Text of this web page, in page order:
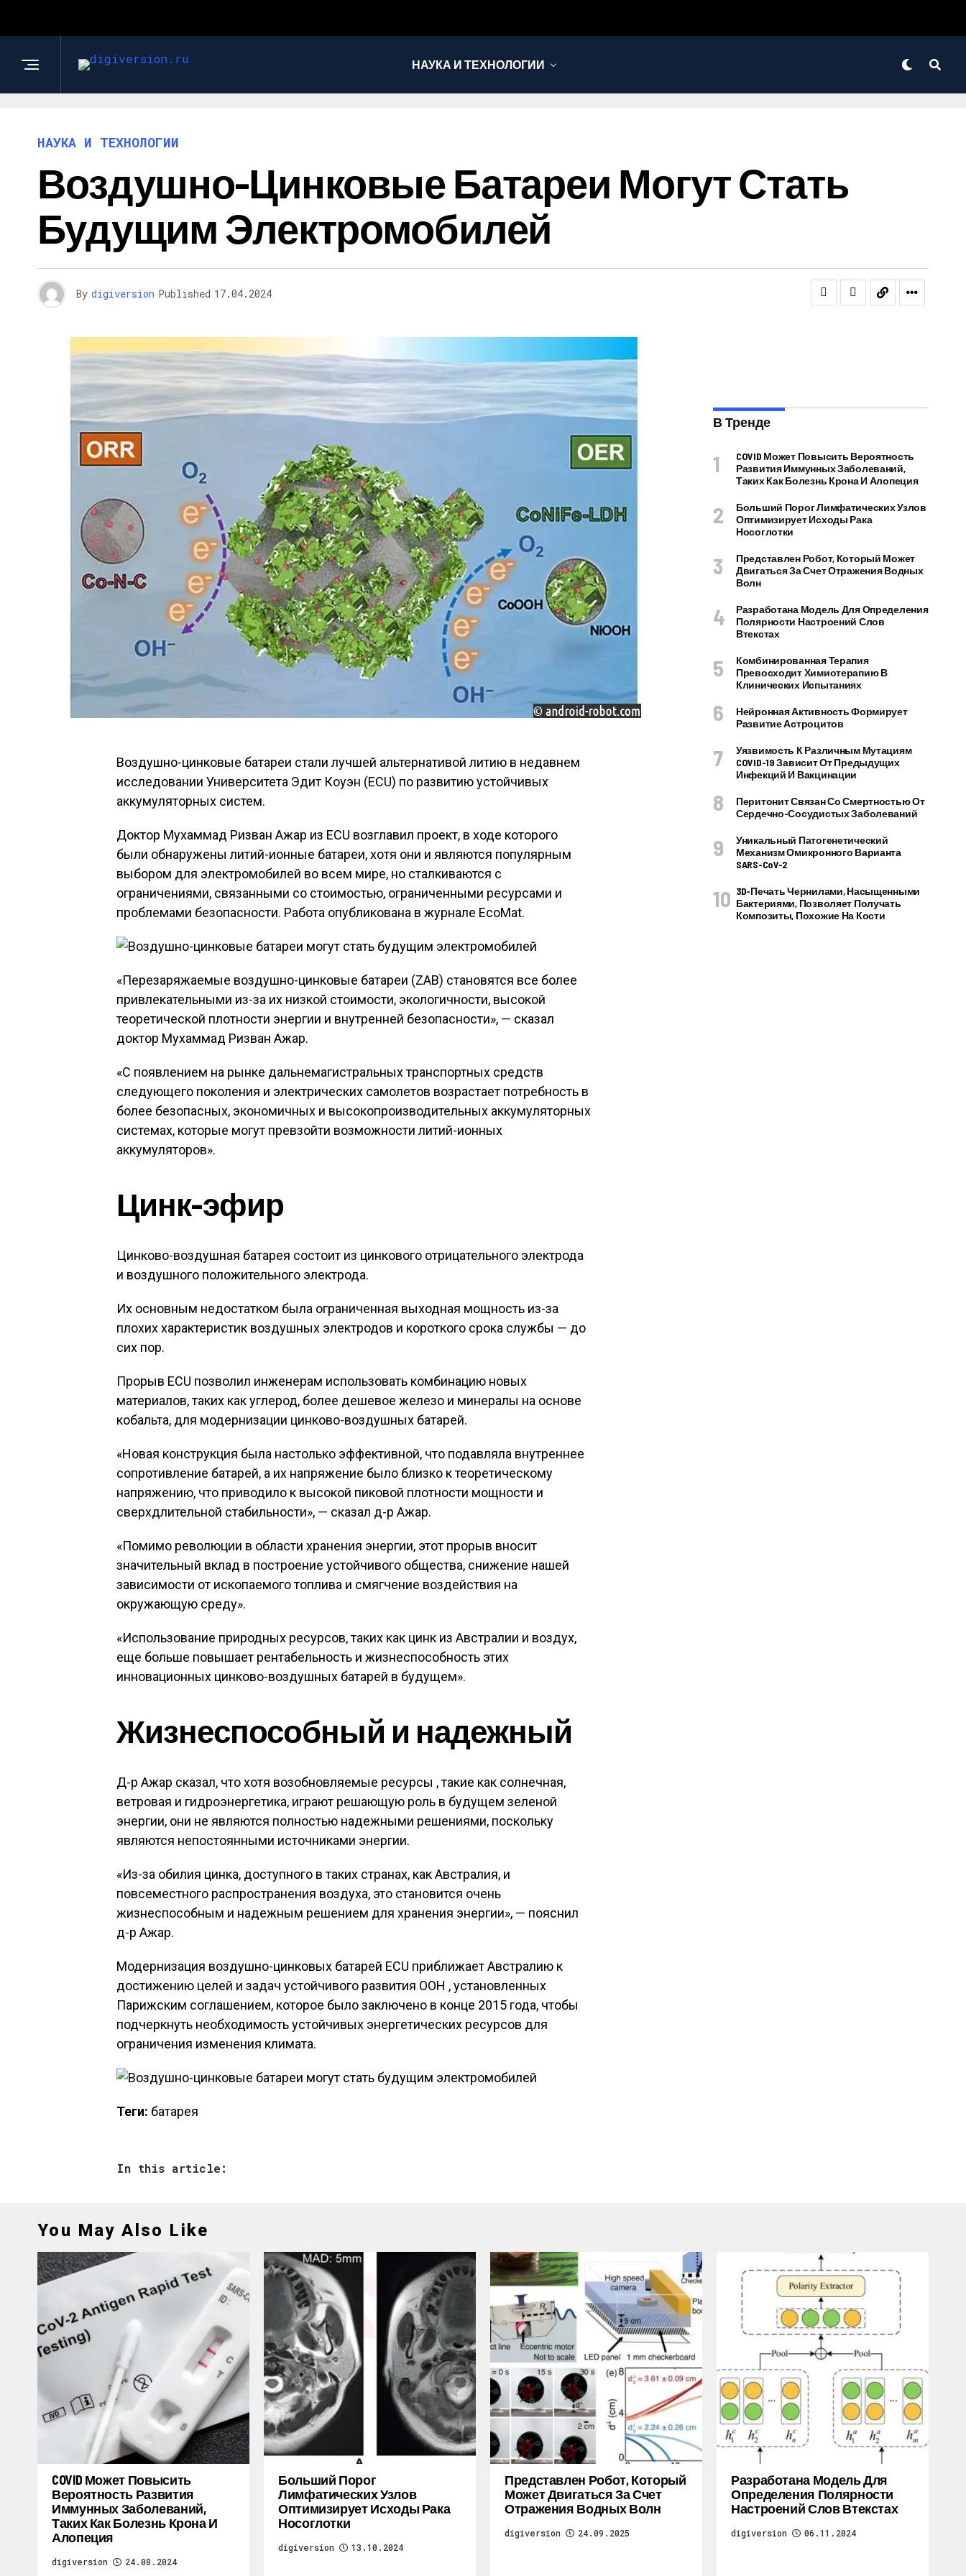
НАУКА И ТЕХНОЛОГИИ
НАУКА И ТЕХНОЛОГИИ
Воздушно-Цинковые Батареи Могут Стать
Будущим Электромобилей
By digiversion Published 17.04.2024
Воздушно-цинковые батареи стали лучшей альтернативой литию в недавнем
исследовании Университета Эдит Коуэн (ECU) по развитию устойчивых
аккумуляторных систем.
Доктор Мухаммад Ризван Ажар из ECU возглавил проект, в ходе которого
были обнаружены литий-ионные батареи, хотя они и являются популярным
выбором для электромобилей во всем мире, но сталкиваются с
ограничениями, связанными со стоимостью, ограниченными ресурсами и
проблемами безопасности. Работа опубликована в журнале EcoMat.
«Перезаряжаемые воздушно-цинковые батареи (ZAB) становятся все более
привлекательными из-за их низкой стоимости, экологичности, высокой
теоретической плотности энергии и внутренней безопасности», — сказал
доктор Мухаммад Ризван Ажар.
«С появлением на рынке дальнемагистральных транспортных средств
следующего поколения и электрических самолетов возрастает потребность в
более безопасных, экономичных и высокопроизводительных аккумуляторных
системах, которые могут превзойти возможности литий-ионных
аккумуляторов».
Цинк-эфир
Цинково-воздушная батарея состоит из цинкового отрицательного электрода
и воздушного положительного электрода.
Их основным недостатком была ограниченная выходная мощность из-за
плохих характеристик воздушных электродов и короткого срока службы — до
сих пор.
Прорыв ECU позволил инженерам использовать комбинацию новых
материалов, таких как углерод, более дешевое железо и минералы на основе
кобальта, для модернизации цинково-воздушных батарей.
«Новая конструкция была настолько эффективной, что подавляла внутреннее
сопротивление батарей, а их напряжение было близко к теоретическому
напряжению, что приводило к высокой пиковой плотности мощности и
сверхдлительной стабильности», — сказал д-р Ажар.
«Помимо революции в области хранения энергии, этот прорыв вносит
значительный вклад в построение устойчивого общества, снижение нашей
зависимости от ископаемого топлива и смягчение воздействия на
окружающую среду».
«Использование природных ресурсов, таких как цинк из Австралии и воздух,
еще больше повышает рентабельность и жизнеспособность этих
инновационных цинково-воздушных батарей в будущем».
Жизнеспособный и надежный
Д-р Ажар сказал, что хотя возобновляемые ресурсы , такие как солнечная,
ветровая и гидроэнергетика, играют решающую роль в будущем зеленой
энергии, они не являются полностью надежными решениями, поскольку
являются непостоянными источниками энергии.
«Из-за обилия цинка, доступного в таких странах, как Австралия, и
повсеместного распространения воздуха, это становится очень
жизнеспособным и надежным решением для хранения энергии», — пояснил
д-р Ажар.
Модернизация воздушно-цинковых батарей ECU приближает Австралию к
достижению целей и задач устойчивого развития ООН , установленных
Парижским соглашением, которое было заключено в конце 2015 года, чтобы
подчеркнуть необходимость устойчивых энергетических ресурсов для
ограничения изменения климата.
Теги: батарея
In this article:
В Тренде
COVID Может Повысить Вероятность
Развития Иммунных Заболеваний,
Таких Как Болезнь Крона И Алопеция
Больший Порог Лимфатических Узлов
Оптимизирует Исходы Рака
Носоглотки
Представлен Робот, Который Может
Двигаться За Счет Отражения Водных
Волн
Разработана Модель Для Определения
Полярности Настроений Слов
Втекстах
Комбинированная Терапия
Превосходит Химиотерапию В
Клинических Испытаниях
Нейронная Активность Формирует
Развитие Астроцитов
Уязвимость К Различным Мутациям
COVID-19 Зависит От Предыдущих
Инфекций И Вакцинации
Перитонит Связан Со Смертностью От
Сердечно-Сосудистых Заболеваний
Уникальный Патогенетический
Механизм Омикронного Варианта
SARS-CoV-2
3D-Печать Чернилами, Насыщенными
Бактериями, Позволяет Получать
Композиты, Похожие На Кости
You May Also Like
COVID Может Повысить
Вероятность Развития
Иммунных Заболеваний,
Таких Как Болезнь Крона И
Алопеция
digiversion 24.08.2024
Больший Порог
Лимфатических Узлов
Оптимизирует Исходы Рака
Носоглотки
digiversion 13.10.2024
Представлен Робот, Который
Может Двигаться За Счет
Отражения Водных Волн
digiversion 24.09.2025
Разработана Модель Для
Определения Полярности
Настроений Слов Втекстах
digiversion 06.11.2024